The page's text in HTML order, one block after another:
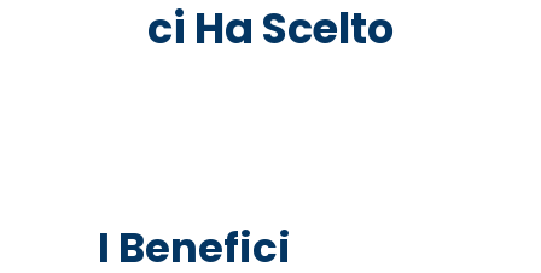
ci Ha Scelto
I Benefici